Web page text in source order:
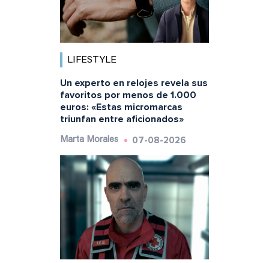
LIFESTYLE
Un experto en relojes revela sus
favoritos por menos de 1.000
euros: «Estas micromarcas
triunfan entre aficionados»
Marta Morales 07-08-2026